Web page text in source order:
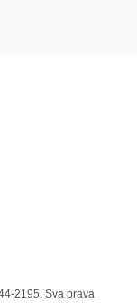
2195. Sva prava